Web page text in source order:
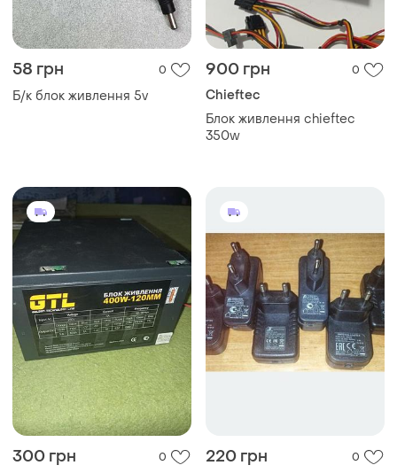
58 грн 0
Б/к блок живлення 5v
900 грн 0
Chieftec
Блок живлення chieftec
350w
300 грн 0 220 грн 0